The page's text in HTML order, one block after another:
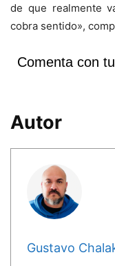
de que realmente
cobra sentido»,
Comenta con
Autor
Gustavo